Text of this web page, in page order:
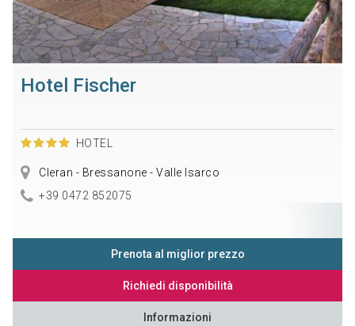
Hotel Fischer
HOTEL
Cleran - Bressanone - Valle Isarco
+39 0472 852075
Prenota al miglior prezzo
Richiedi disponibilità
Informazioni